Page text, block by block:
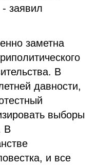
заявил
заметна
В
давности,
выборы
В
и все